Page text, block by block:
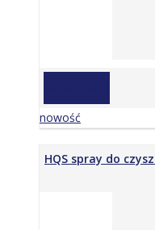
nowość
HQS spray do